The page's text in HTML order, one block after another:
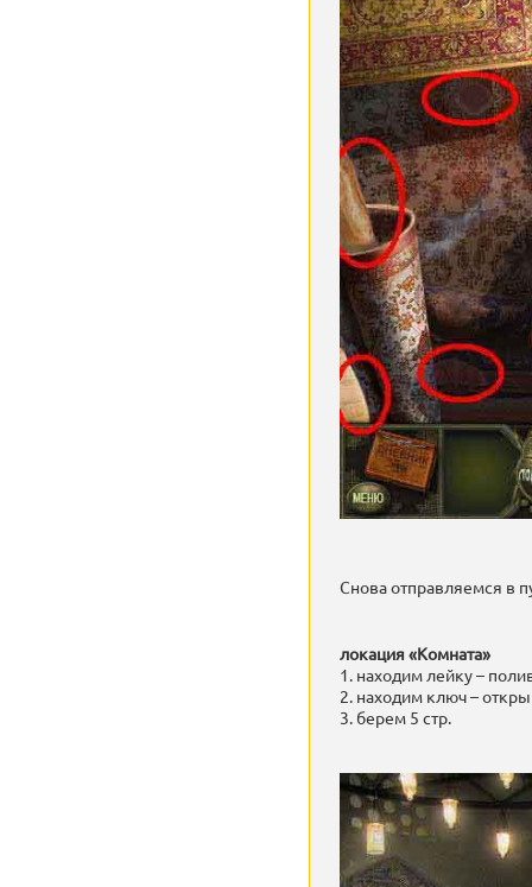
Снова отправляемся в
локация «Комната»
1. находим лейку –
2. находим ключ –
3. берем 5 стр.